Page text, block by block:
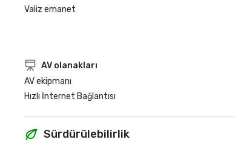
Valiz emanet
AV olanakları
AV ekipmanı
Hızlı İnternet Bağlantısı
Sürdürülebilirlik